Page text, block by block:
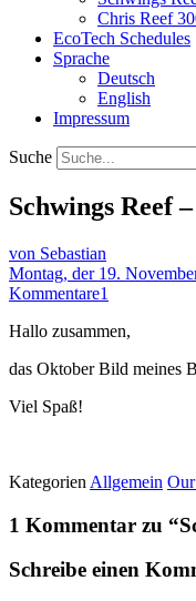
Chris Reef
EcoTech Schedules
Sprache
Deutsch
English
Impressum
Suche
Schwings Reef
von Sebastian
Montag, der 19.
Kommentare1
Hallo zusammen,
das Oktober Bild meines
Viel Spaß!
Kategorien Allgemein
1 Kommentar zu “
Schreibe einen